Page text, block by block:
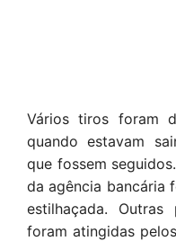
Vários tiros foram
quando estavam
que fossem
da agência bancária
estilhaçada.
foram atingidas